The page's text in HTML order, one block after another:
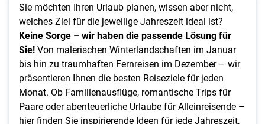
Die
besten
Reiseziele
für jeden
Monat
Sie möchten Ihren Urlaub planen, wissen aber nicht,
welches Ziel für die jeweilige Jahreszeit ideal ist?
Keine Sorge – wir haben die passende Lösung für
Sie!Von malerischen Winterlandschaften im Januar
bis hin zu traumhaften Fernreisen im Dezember – wir
präsentieren Ihnen die besten Reiseziele für jeden
Monat. Ob Familienausflüge, romantische Trips für
Paare oder abenteuerliche Urlaube für Alleinreisende –
hier finden Sie inspirierende Ideen für jede Jahreszeit,